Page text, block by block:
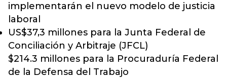
implementarán el nuevo modelo de justicia
laboral
US$37,3 millones para la Junta Federal de
Conciliación y Arbitraje (JFCL)
$214.3 millones para la Procuraduría Federal
de la Defensa del Trabajo